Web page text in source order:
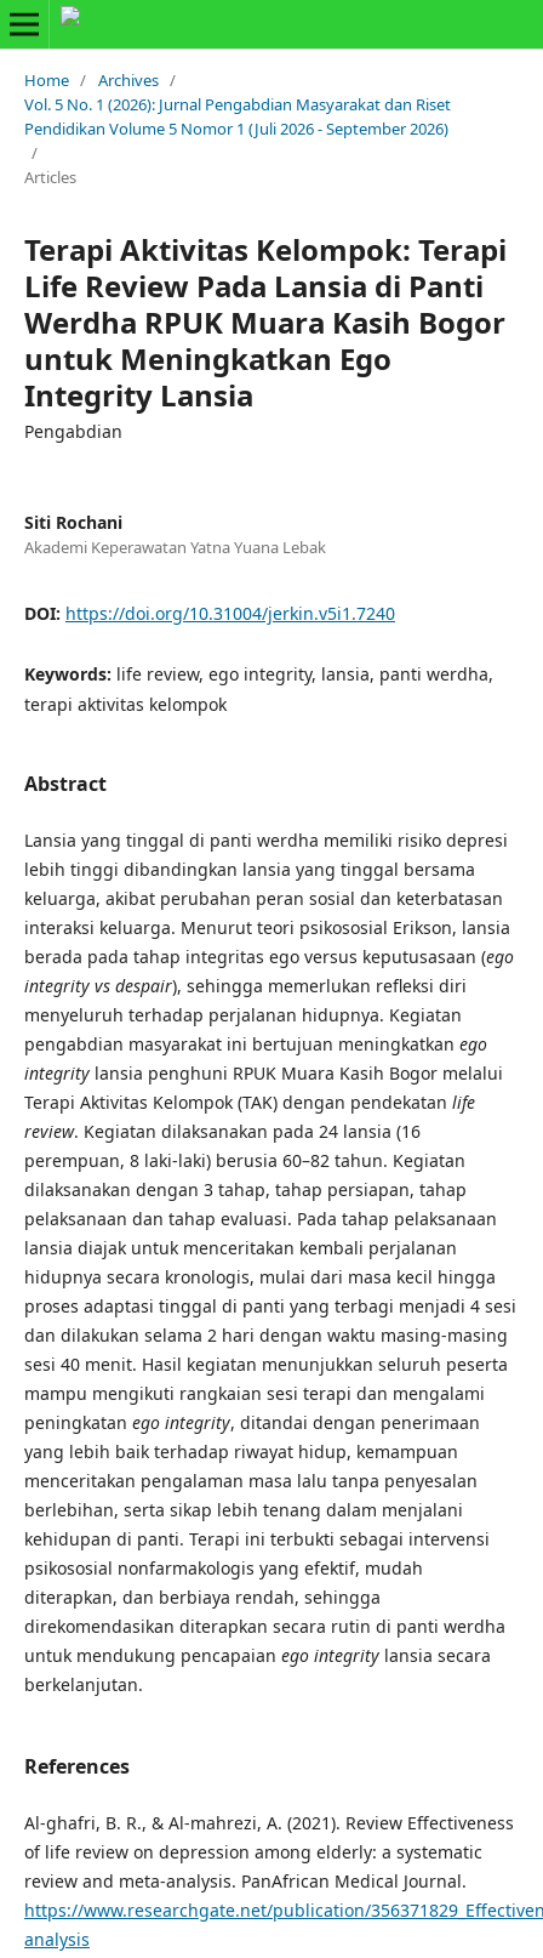
Home / Archives /
Vol. 5 No. 1 (2026): Jurnal Pengabdian Masyarakat dan Riset
Pendidikan Volume 5 Nomor 1 (Juli 2026 - September 2026)
/
Articles
Terapi Aktivitas Kelompok: Terapi
Life Review Pada Lansia di Panti
Werdha RPUK Muara Kasih Bogor
untuk Meningkatkan Ego
Integrity Lansia
Pengabdian
Siti Rochani
Akademi Keperawatan Yatna Yuana Lebak
DOI: https://doi.org/10.31004/jerkin.v5i1.7240
Keywords: life review, ego integrity, lansia, panti werdha,
terapi aktivitas kelompok
Abstract
Lansia yang tinggal di panti werdha memiliki risiko depresi
lebih tinggi dibandingkan lansia yang tinggal bersama
keluarga, akibat perubahan peran sosial dan keterbatasan
interaksi keluarga. Menurut teori psikososial Erikson, lansia
berada pada tahap integritas ego versus keputusasaan (ego
integrity vs despair), sehingga memerlukan refleksi diri
menyeluruh terhadap perjalanan hidupnya. Kegiatan
pengabdian masyarakat ini bertujuan meningkatkan ego
integritylansia penghuni RPUK Muara Kasih Bogor melalui
Terapi Aktivitas Kelompok (TAK) dengan pendekatan life
review. Kegiatan dilaksanakan pada 24 lansia (16
perempuan, 8 laki-laki) berusia 60–82 tahun. Kegiatan
dilaksanakan dengan 3 tahap, tahap persiapan, tahap
pelaksanaan dan tahap evaluasi. Pada tahap pelaksanaan
lansia diajak untuk menceritakan kembali perjalanan
hidupnya secara kronologis, mulai dari masa kecil hingga
proses adaptasi tinggal di panti yang terbagi menjadi 4 sesi
dan dilakukan selama 2 hari dengan waktu masing-masing
sesi 40 menit. Hasil kegiatan menunjukkan seluruh peserta
mampu mengikuti rangkaian sesi terapi dan mengalami
peningkatan ego integrity, ditandai dengan penerimaan
yang lebih baik terhadap riwayat hidup, kemampuan
menceritakan pengalaman masa lalu tanpa penyesalan
berlebihan, serta sikap lebih tenang dalam menjalani
kehidupan di panti. Terapi ini terbukti sebagai intervensi
psikososial nonfarmakologis yang efektif, mudah
diterapkan, dan berbiaya rendah, sehingga
direkomendasikan diterapkan secara rutin di panti werdha
untuk mendukung pencapaian ego integritylansia secara
berkelanjutan.
References
Al-ghafri, B. R., & Al-mahrezi, A. (2021). Review Effectiveness
of life review on depression among elderly: a systematic
review and meta-analysis. PanAfrican Medical Journal.
https://www.researchgate.net/publication/
analysis